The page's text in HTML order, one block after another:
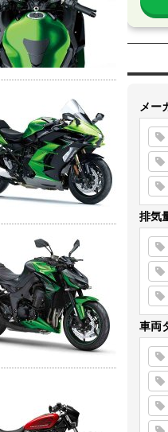
メー
排気
車両